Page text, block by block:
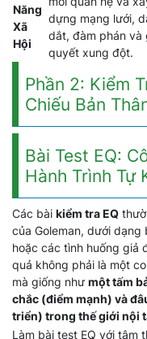
Năng
Xã
Hội
dựng mạng lưới,
dắt, đàm phán và
quyết xung đột.
Phần 2: Kiểm
Chiếu Bản
Bài Test EQ:
Hành Trình Tự
Các bài kiểm tra EQ
của Goleman, dưới
hoặc các tình huống giả
quả không phải là một
mà giống như một tấm
chắc (điểm mạnh) và
triển) trong thế giới nội
Làm bài test EQ với tâm